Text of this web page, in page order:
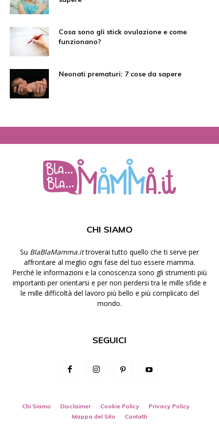
Cosa sono gli stick ovulazione e come
funzionano?
Neonati prematuri: 7 cose da sapere
CHI SIAMO
Su BlaBlaMamma.ittroverai tutto quello che ti serve per
affrontare al meglio ogni fase del tuo essere mamma.
Perché le informazioni e la conoscenza sono gli strumenti più
importanti per orientarsi e per non perdersi tra le mille sfide e
le mille difficoltà del lavoro più bello e più complicato del
mondo.
SEGUICI
Chi Siamo Disclaimer Cookie Policy
Privacy Policy
Mappa del Sito
Contatti